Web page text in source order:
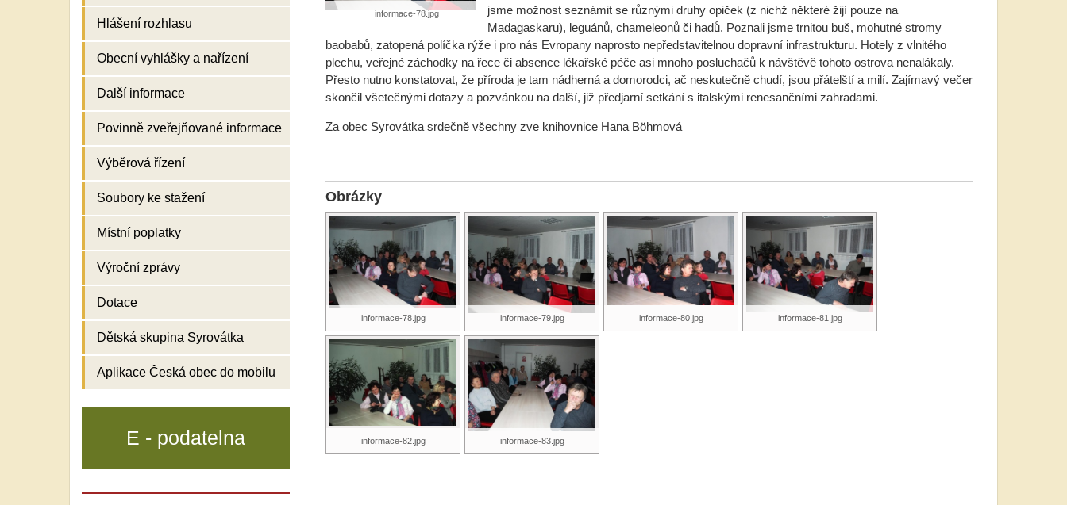
Hlášení rozhlasu
Obecní vyhlášky a nařízení
Další informace
Povinně zveřejňované informace
Výběrová řízení
Soubory ke stažení
Místní poplatky
Výroční zprávy
Dotace
Dětská skupina Syrovátka
Aplikace Česká obec do mobilu
informace-78.jpg
jsme možnost seznámit se různými druhy opiček (z nichž některé žijí pouze na
Madagaskaru), leguánů, chameleonů či hadů. Poznali jsme trnitou buš, mohutné stromy
baobabů, zatopená políčka rýže i pro nás Evropany naprosto nepředstavitelnou dopravní infrastrukturu. Hotely z vlnitého
plechu, veřejné záchodky na řece či absence lékařské péče asi mnoho posluchačů k návštěvě tohoto ostrova nenalákaly.
Přesto nutno konstatovat, že příroda je tam nádherná a domorodci, ač neskutečně chudí, jsou přátelští a milí. Zajímavý večer
skončil všetečnými dotazy a pozvánkou na další, již předjarní setkání s italskými renesančními zahradami.
Za obec Syrovátka srdečně všechny zve knihovnice Hana Böhmová
Obrázky
informace-78.jpg informace-79.jpg informace-80.jpg informace-81.jpg
informace-82.jpg informace-83.jpg
E - podatelna